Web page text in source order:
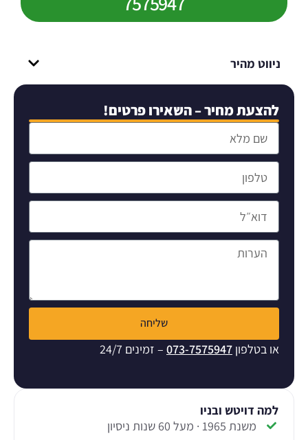
ניווט מהיר
להצעת מחיר – השאירו פרטים!
שליחה
או בטלפון 073-7575947 – זמינים 24/7
למה דויטש ובניו
משנת 1965 · מעל 60 שנות ניסיון